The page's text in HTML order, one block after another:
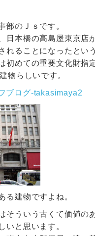
のＪｓです。
日本橋の高島屋東京店
れることになったとい
初めての重要文化財指
物らしいです。
る建物ですよね。
そういう古くて価値の
いと思います。